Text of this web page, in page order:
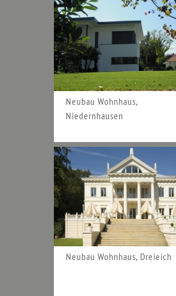
Neubau Wohnhaus,
Niedernhausen
Neubau Wohnhaus, Dreieich